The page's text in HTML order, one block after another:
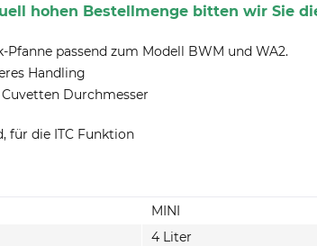
hohen Bestellmenge bitten wir Sie
Pfanne passend zum Modell BWM und WA2.
Handling
Durchmesser
für die ITC Funktion
MINI
4 Liter